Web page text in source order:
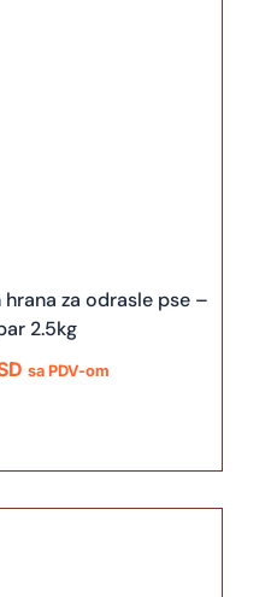
za odrasle pse –
2.5kg
sa PDV-om